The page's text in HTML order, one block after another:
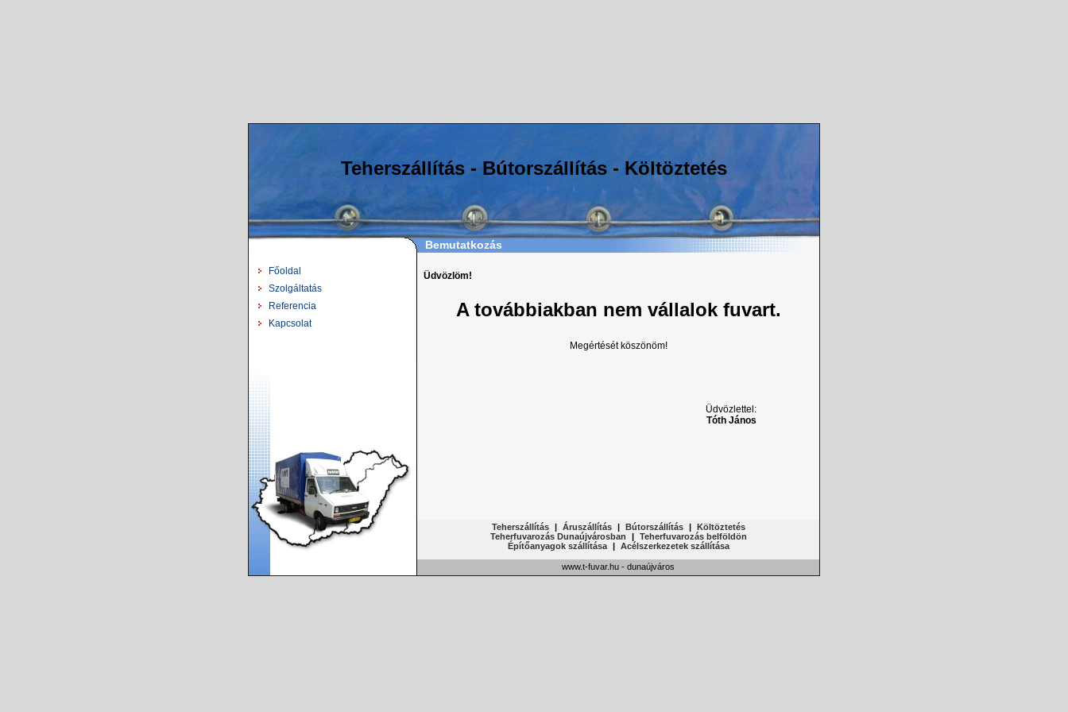
Teherszállítás - Bútorszállítás - Költöztetés
Főoldal
Szolgáltatás
Referencia
Kapcsolat
Bemutatkozás
Üdvözlöm!
A továbbiakban nem vállalok fuvart.
Megértését köszönöm!
Üdvözlettel:
Tóth János
Teherszállítás | Áruszállítás | Bútorszállítás | Költöztetés
Teherfuvarozás Dunaújvárosban
| Teherfuvarozás belföldön
Építőanyagok szállítása
| Acélszerkezetek szállítása
www.t-fuvar.hu - dunaújváros